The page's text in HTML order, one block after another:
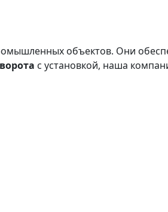
объектов. Они
с установкой, наша